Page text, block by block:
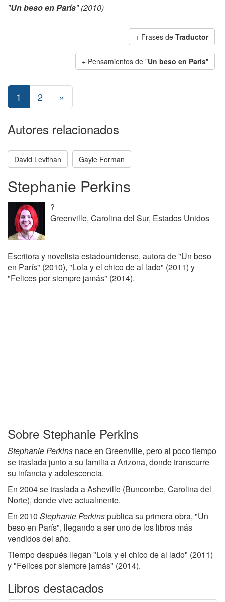
"Un beso en París" (2010)
+ Frases de Traductor
+ Pensamientos de "Un beso en París"
1 2 »
Autores relacionados
David Levithan Gayle Forman
Stephanie Perkins
?
Greenville, Carolina del Sur, Estados Unidos
Escritora y novelista estadounidense, autora de "Un beso
en París" (2010), "Lola y el chico de al lado" (2011) y
"Felices por siempre jamás" (2014).
Sobre Stephanie Perkins
Stephanie Perkins nace en Greenville, pero al poco tiempo
se traslada junto a su familia a Arizona, donde transcurre
su infancia y adolescencia.
En 2004 se traslada a Asheville (Buncombe, Carolina del
Norte), donde vive actualmente.
En 2010 Stephanie Perkinspublica su primera obra, "Un
beso en París", llegando a ser uno de los libros más
vendidos del año.
Tiempo después llegan "Lola y el chico de al lado" (2011)
y "Felices por siempre jamás" (2014).
Libros destacados